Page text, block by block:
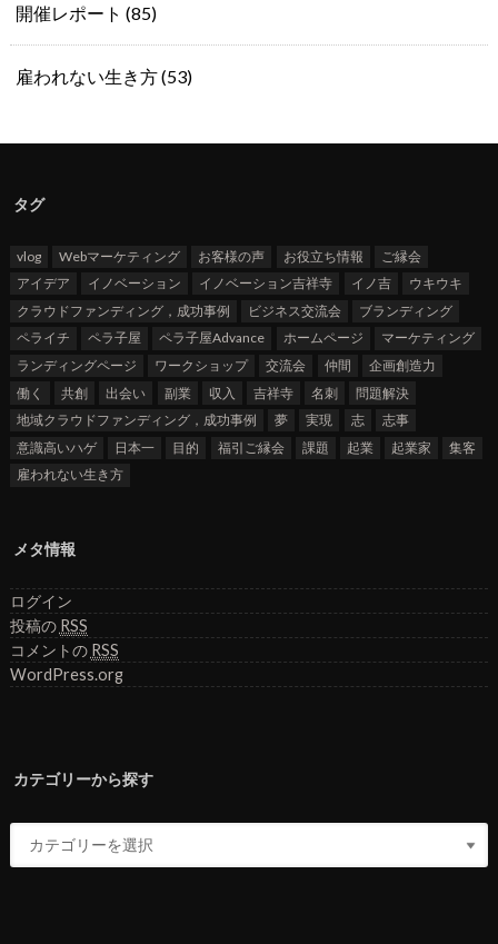
開催レポート (85)
雇われない生き方(53)
タグ
vlog Webマーケティング お客様の声 お役立ち情報
ご縁会
アイデア
イノベーション イノベーション吉祥寺 イノ吉
ウキウキ
クラウドファンディング，成功事例
ビジネス交流会
ブランディング
ペライチ
ペラ子屋 ペラ子屋Advance ホームページ
マーケティング
ランディングページ
ワークショップ 交流会 仲間
企画創造力
働く
共創 出会い 副業 収入 吉祥寺 名刺
問題解決
地域クラウドファンディング，成功事例
夢 実現 志
志事
意識高いハゲ
日本一 目的 福引ご縁会 課題 起業 起業家
集客
雇われない生き方
メタ情報
ログイン
投稿の RSS
コメントの RSS
WordPress.org
カテゴリーから探す